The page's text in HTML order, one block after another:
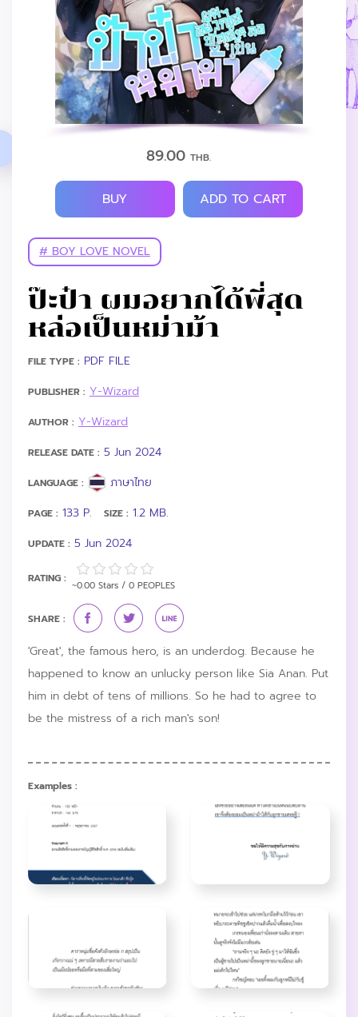
89.00THB.
BUY ADD TO CART
# BOY LOVE NOVEL
ป๊ะป๋า ผมอยากได้พี่สุด
หล่อเป็นหม่าม้า
FILE TYPE : PDF FILE
PUBLISHER : Y-Wizard
AUTHOR : Y-Wizard
RELEASE DATE : 5 Jun 2024
LANGUAGE : ภาษาไทย
PAGE : 133 P. SIZE : 1.2 MB.
UPDATE : 5 Jun 2024
RATING :
~0.00 Stars / 0 PEOPLES
SHARE :
'Great', the famous hero, is an underdog. Because he
happened to know an unlucky person like Sia Anan. Put
him in debt of tens of millions. So he had to agree to
be the mistress of a rich man's son!
Examples :